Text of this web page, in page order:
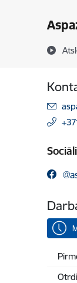
E-